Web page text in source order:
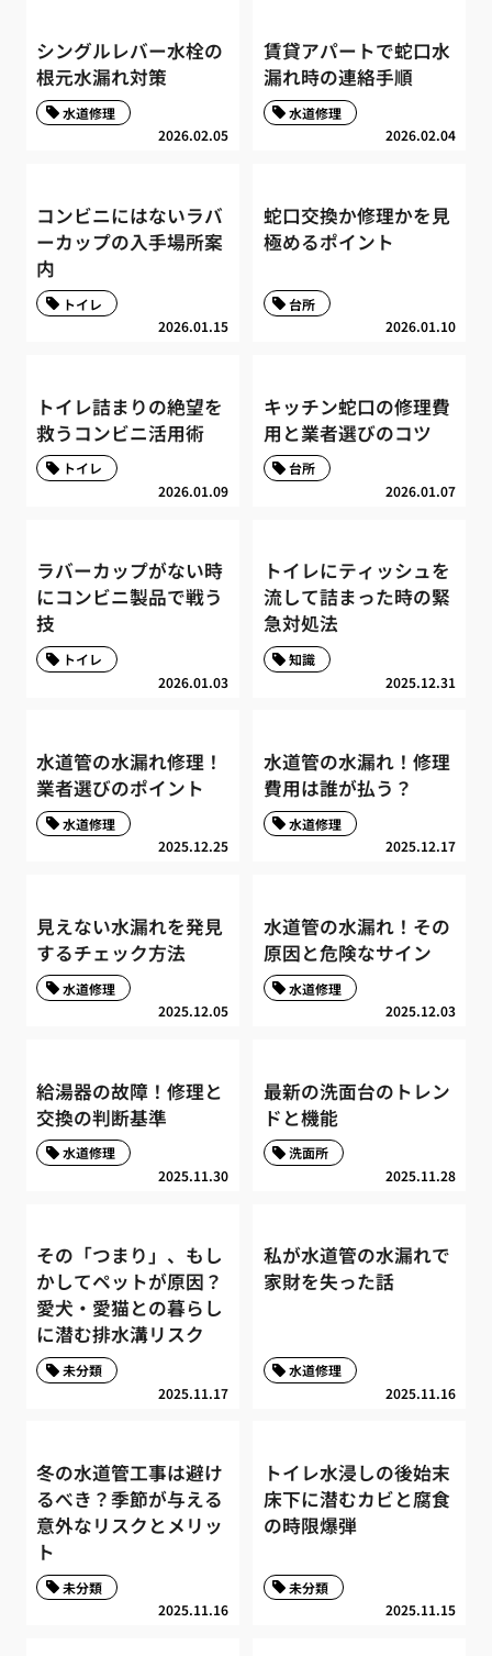
シングルレバー水栓の
根元水漏れ対策
2026.02.05
水道修理
賃貸アパートで蛇口水
漏れ時の連絡手順
2026.02.04
水道修理
コンビニにはないラバ
ーカップの入手場所案
内
2026.01.15
トイレ
蛇口交換か修理かを見
極めるポイント
2026.01.10
台所
トイレ詰まりの絶望を
救うコンビニ活用術
2026.01.09
トイレ
キッチン蛇口の修理費
用と業者選びのコツ
2026.01.07
台所
ラバーカップがない時
にコンビニ製品で戦う
技
2026.01.03
トイレ
トイレにティッシュを
流して詰まった時の緊
急対処法
2025.12.31
知識
水道管の水漏れ修理！
業者選びのポイント
2025.12.25
水道修理
水道管の水漏れ！修理
費用は誰が払う？
2025.12.17
水道修理
見えない水漏れを発見
するチェック方法
2025.12.05
水道修理
水道管の水漏れ！その
原因と危険なサイン
2025.12.03
水道修理
給湯器の故障！修理と
交換の判断基準
2025.11.30
水道修理
最新の洗面台のトレン
ドと機能
2025.11.28
洗面所
その「つまり」、もし
かしてペットが原因？
愛犬・愛猫との暮らし
に潜む排水溝リスク
2025.11.17
未分類
私が水道管の水漏れで
家財を失った話
2025.11.16
水道修理
冬の水道管工事は避け
るべき？季節が与える
意外なリスクとメリッ
ト
2025.11.16
未分類
トイレ水浸しの後始末
床下に潜むカビと腐食
の時限爆弾
2025.11.15
未分類